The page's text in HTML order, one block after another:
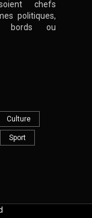
chefs
politiques,
bords ou
Culture
Sport